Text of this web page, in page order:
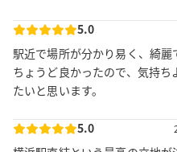
5.0
駅近で場所が分かり易く、綺
ちょうど良かったので、気持
たいと思います。
5.0